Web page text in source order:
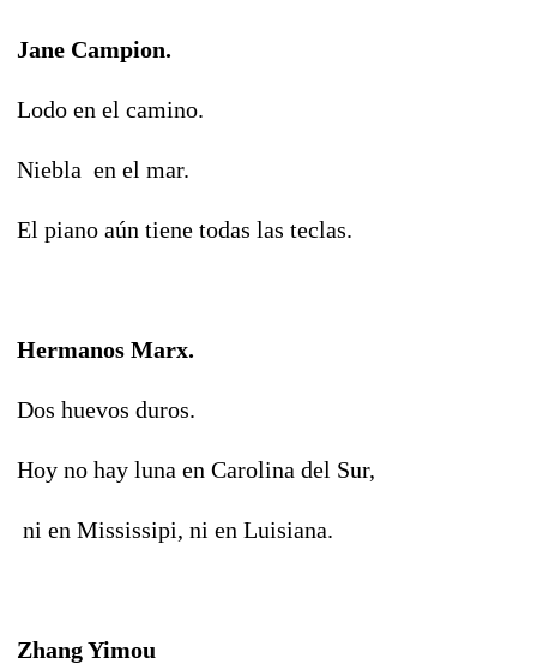
Jane Campion.
Lodo en el camino.
Niebla en el mar.
El piano aún tiene todas las teclas.
Hermanos Marx.
Dos huevos duros.
Hoy no hay luna en Carolina del Sur,
ni en Mississipi, ni en Luisiana.
Zhang Yimou